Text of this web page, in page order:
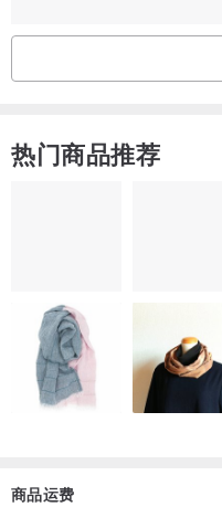
热门商品推荐
商品运费